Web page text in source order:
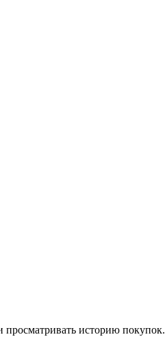
просматривать историю покупок.